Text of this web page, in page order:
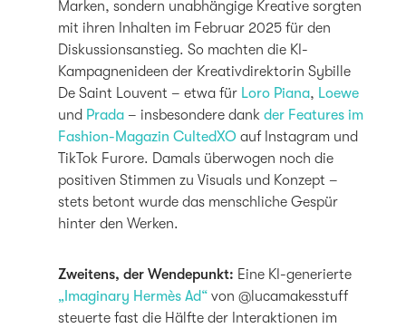
Marken, sondern unabhängige Kreative sorgten
mit ihren Inhalten im Februar 2025 für den
Diskussionsanstieg. So machten die KI-
Kampagnenideen der Kreativdirektorin Sybille
De Saint Louvent – etwa für Loro Piana, Loewe
und Prada – insbesondere dankder Features im
Fashion-Magazin CultedXO auf Instagram und
TikTok Furore. Damals überwogen noch die
positiven Stimmen zu Visuals und Konzept –
stets betont wurde das menschliche Gespür
hinter den Werken.
Zweitens, der Wendepunkt: Eine KI-generierte
„Imaginary Hermès Ad“ von @lucamakesstuff
steuerte fast die Hälfte der Interaktionen im